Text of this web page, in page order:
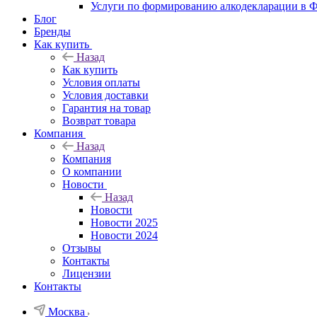
Услуги по формированию алкодекларации в
Блог
Бренды
Как купить
Назад
Как купить
Условия оплаты
Условия доставки
Гарантия на товар
Возврат товара
Компания
Назад
Компания
О компании
Новости
Назад
Новости
Новости 2025
Новости 2024
Отзывы
Контакты
Лицензии
Контакты
Москва